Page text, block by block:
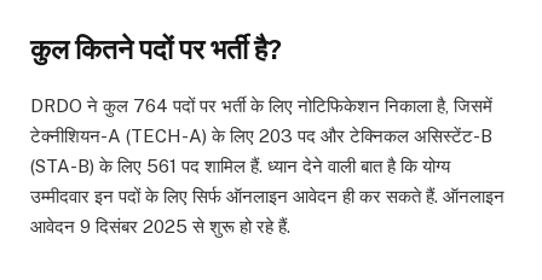
कुल कितने पदों पर भर्ती है?
DRDO ने कुल 764 पदों पर भर्ती के लिए नोटिफिकेशन निकाला है, जिसमें
टेक्नीशियन-A (TECH-A) के लिए 203 पद और टेक्निकल असिस्टेंट-B
(STA-B) के लिए 561 पद शामिल हैं. ध्यान देने वाली बात है कि योग्य
उम्मीदवार इन पदों के लिए सिर्फ ऑनलाइन आवेदन ही कर सकते हैं. ऑनलाइन
आवेदन 9 दिसंबर 2025 से शुरू हो रहे हैं.